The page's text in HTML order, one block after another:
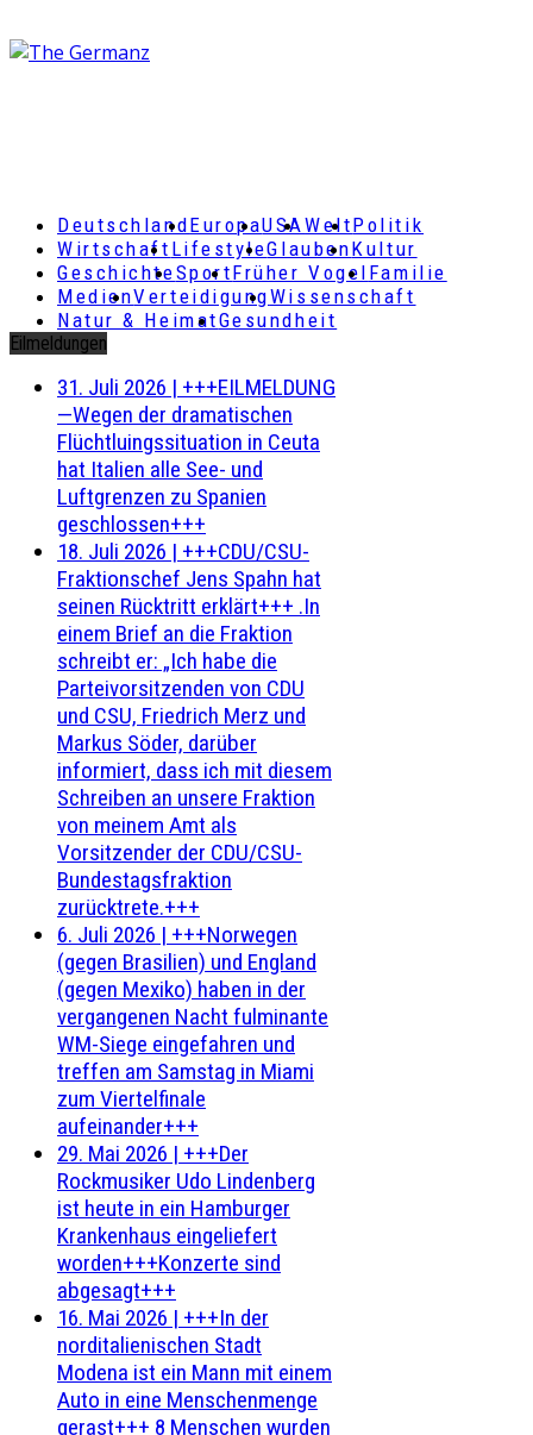
DeutschlandEuropaUSAWeltPolitik
Wirtschaft LifestyleGlaubenKultur
GeschichteSportFrüher Vogel Familie
MedienVerteidigungWissenschaft
Natur & HeimatGesundheit
Eilmeldungen
31. Juli 2026 | +++EILMELDUNG
—Wegen der dramatischen
Flüchtluingssituation in Ceuta
hat Italien alle See- und
Luftgrenzen zu Spanien
geschlossen+++
18. Juli 2026 | +++CDU/CSU-
Fraktionschef Jens Spahn hat
seinen Rücktritt erklärt+++ .In
einem Brief an die Fraktion
schreibt er: „Ich habe die
Parteivorsitzenden von CDU
und CSU, Friedrich Merz und
Markus Söder, darüber
informiert, dass ich mit diesem
Schreiben an unsere Fraktion
von meinem Amt als
Vorsitzender der CDU/CSU-
Bundestagsfraktion
zurücktrete.+++
6. Juli 2026 | +++Norwegen
(gegen Brasilien) und England
(gegen Mexiko) haben in der
vergangenen Nacht fulminante
WM-Siege eingefahren und
treffen am Samstag in Miami
zum Viertelfinale
aufeinander+++
29. Mai 2026 | +++Der
Rockmusiker Udo Lindenberg
ist heute in ein Hamburger
Krankenhaus eingeliefert
worden+++Konzerte sind
abgesagt+++
16. Mai 2026 | +++In der
norditalienischen Stadt
Modena ist ein Mann mit einem
Auto in eine Menschenmenge
gerast+++ 8 Menschen wurden